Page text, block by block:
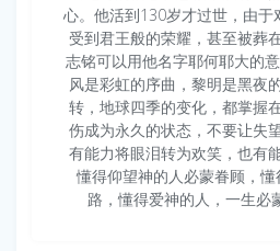
心。他活到130岁才过世，由
受到君王般的荣耀，甚至被葬
志铭可以用他名字耶何耶大的
风是彩虹的序曲，黎明是黑夜
转，地球四季的变化，都掌握
伤成为永久的状态，不要让失
有能力将眼泪转为欢笑，也有
懂得仰望神的人必蒙眷顾，
路，懂得爱神的人，一生必